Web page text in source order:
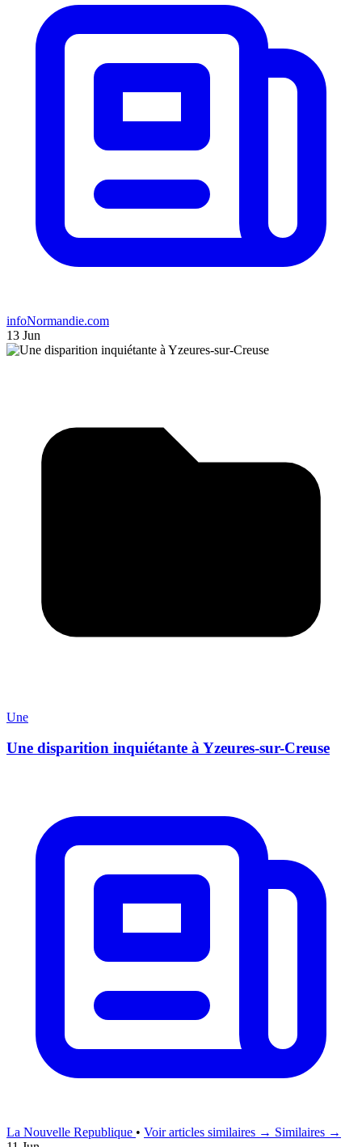
infoNormandie.com
13 Jun
Une
Une disparition inquiétante à Yzeures-sur-Creuse
La Nouvelle Republique • Voir articles similaires → Similaires →